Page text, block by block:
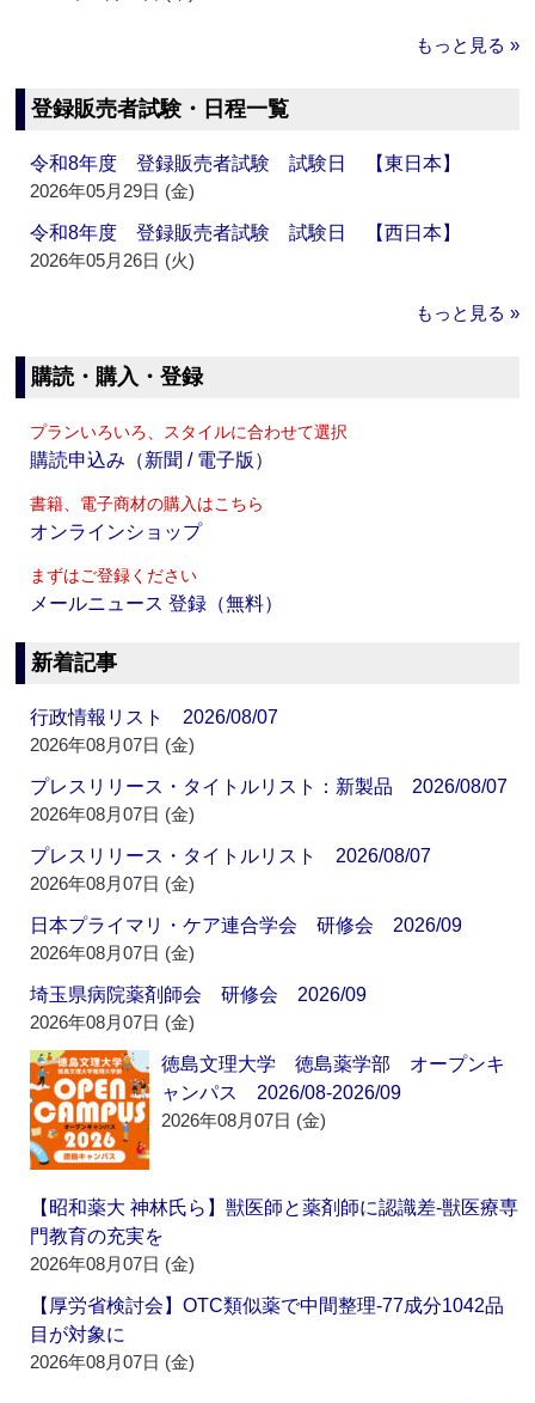
もっと見る »
登録販売者試験・日程一覧
令和8年度 登録販売者試験 試験日 【東日本】
2026年05月29日 (金)
令和8年度 登録販売者試験 試験日 【西日本】
2026年05月26日 (火)
もっと見る »
購読・購入・登録
プランいろいろ、スタイルに合わせて選択
購読申込み（新聞 / 電子版）
書籍、電子商材の購入はこちら
オンラインショップ
まずはご登録ください
メールニュース 登録（無料）
新着記事
行政情報リスト 2026/08/07
2026年08月07日 (金)
プレスリリース・タイトルリスト：新製品 2026/08/07
2026年08月07日 (金)
プレスリリース・タイトルリスト 2026/08/07
2026年08月07日 (金)
日本プライマリ・ケア連合学会 研修会 2026/09
2026年08月07日 (金)
埼玉県病院薬剤師会 研修会 2026/09
2026年08月07日 (金)
徳島文理大学 徳島薬学部 オープンキ
ャンパス 2026/08-2026/09
2026年08月07日 (金)
【昭和薬大 神林氏ら】獣医師と薬剤師に認識差‐獣医療専
門教育の充実を
2026年08月07日 (金)
【厚労省検討会】OTC類似薬で中間整理‐77成分1042品
目が対象に
2026年08月07日 (金)